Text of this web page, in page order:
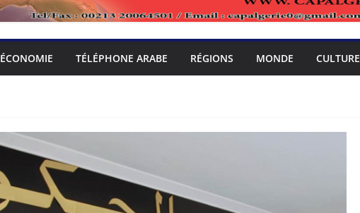
ÉCONOMIE TÉLÉPHONE ARABE RÉGIONS MONDE CULTURE